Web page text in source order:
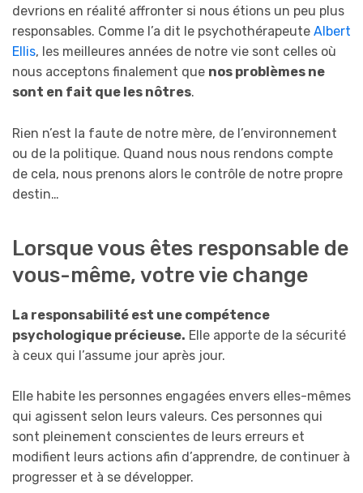
devrions en réalité affronter si nous étions un peu plus
responsables. Comme l’a dit le psychothérapeute Albert
Ellis, les meilleures années de notre vie sont celles où
nous acceptons finalement que nos problèmes ne
sont en fait que les nôtres.
Rien n’est la faute de notre mère, de l’environnement
ou de la politique. Quand nous nous rendons compte
de cela, nous prenons alors le contrôle de notre propre
destin…
Lorsque vous êtes responsable de
vous-même, votre vie change
La responsabilité est une compétence
psychologique précieuse. Elle apporte de la sécurité
à ceux qui l’assume jour après jour.
Elle habite les personnes engagées envers elles-mêmes
qui agissent selon leurs valeurs. Ces personnes qui
sont pleinement conscientes de leurs erreurs et
modifient leurs actions afin d’apprendre, de continuer à
progresser et à se développer.